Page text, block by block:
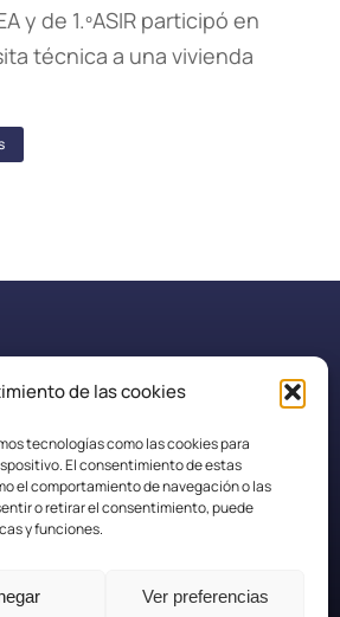
de las cookies
tecnologías como las cookies para
El consentimiento de estas
el comportamiento de navegación o las
o retirar el consentimiento, puede
y funciones.
Ver preferencias
y de 1.ºASIR participó en
técnica a una vivienda